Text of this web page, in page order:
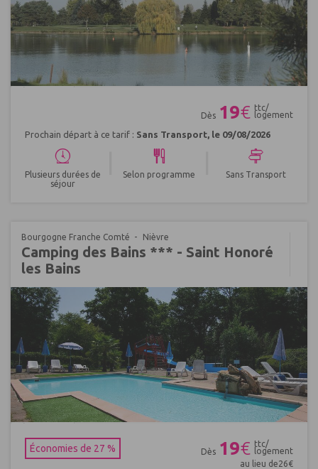
Dès 19€ ttc/
logement
Prochain départ à ce tarif : Sans Transport, le 09/08/2026
Plusieurs durées de
séjour
Selon programme Sans Transport
Bourgogne Franche Comté Nièvre
Camping des Bains *** - Saint Honoré
les Bains
Économies de 27 %
Dès 19€ ttc/
logement
au lieu de26€